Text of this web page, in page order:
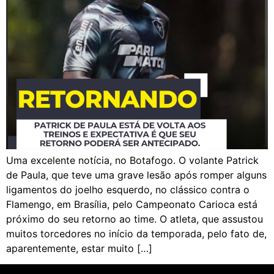
Uma excelente notícia, no Botafogo. O volante Patrick
de Paula, que teve uma grave lesão após romper alguns
ligamentos do joelho esquerdo, no clássico contra o
Flamengo, em Brasília, pelo Campeonato Carioca está
próximo do seu retorno ao time. O atleta, que assustou
muitos torcedores no início da temporada, pelo fato de,
aparentemente, estar muito […]